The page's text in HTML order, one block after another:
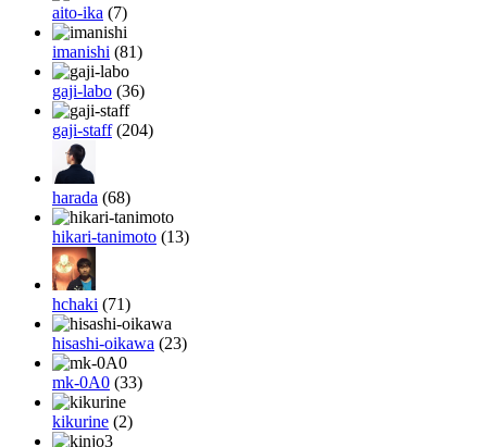
aito-ika (7)
imanishi (81)
gaji-labo (36)
gaji-staff(204)
harada (68)
hikari-tanimoto (13)
hchaki (71)
hisashi-oikawa (23)
mk-0A0 (33)
kikurine (2)